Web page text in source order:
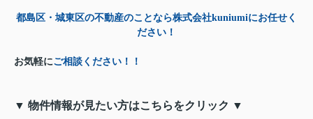
都島区・城東区の不動産のことなら株式会社kuniumiにお任せく
ださい！
お気軽にご相談ください！！
▼ 物件情報が見たい方はこちらをクリック ▼